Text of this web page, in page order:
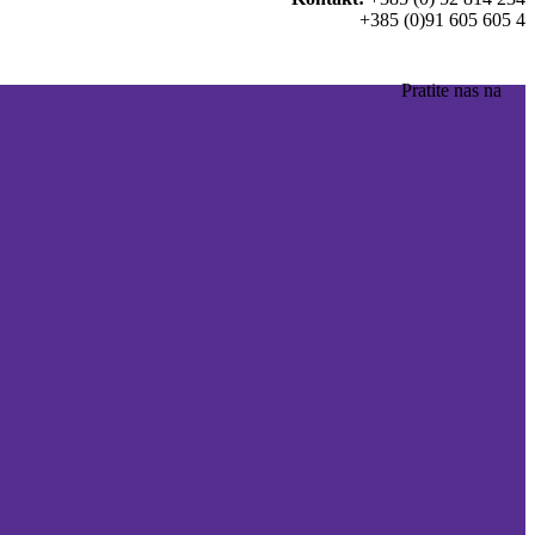
+385 (0)91 605 605 4
Pratite nas na